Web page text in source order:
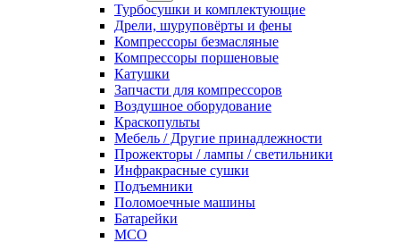
Турбосушки и комплектующие
Дрели, шуруповёрты и фены
Компрессоры безмасляные
Компрессоры поршеновые
Катушки
Запчасти для компрессоров
Воздушное оборудование
Краскопульты
Мебель / Другие принадлежности
Прожекторы / лампы / светильники
Инфракрасные сушки
Подъемники
Поломоечные машины
Батарейки
МСО